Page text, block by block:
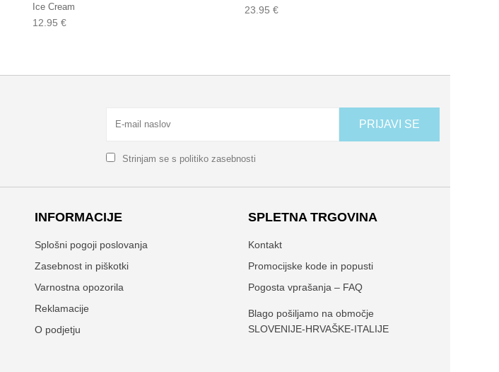
Ice Cream
12.95 €
23.95 €
PRIJAVI SE
Strinjam se s politiko zasebnosti
INFORMACIJE
Splošni pogoji poslovanja
Zasebnost in piškotki
Varnostna opozorila
Reklamacije
O podjetju
SPLETNA TRGOVINA
Kontakt
Promocijske kode in popusti
Pogosta vprašanja – FAQ
Blago pošiljamo na območje
SLOVENIJE-HRVAŠKE-ITALIJE